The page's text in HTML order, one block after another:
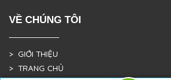
VỀ CHÚNG TÔI
> GIỚI THIỆU
> TRANG CHỦ